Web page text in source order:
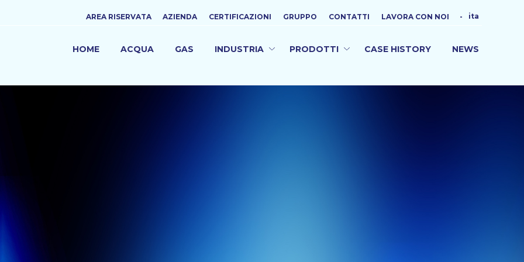
Top
AREA RISERVATA AZIENDA CERTIFICAZIONI GRUPPO CONTATTI LAVORA CON NOI - ita
NAVIGAZIONE
HOME ACQUA GAS INDUSTRIA PRODOTTI CASE HISTORY NEWS